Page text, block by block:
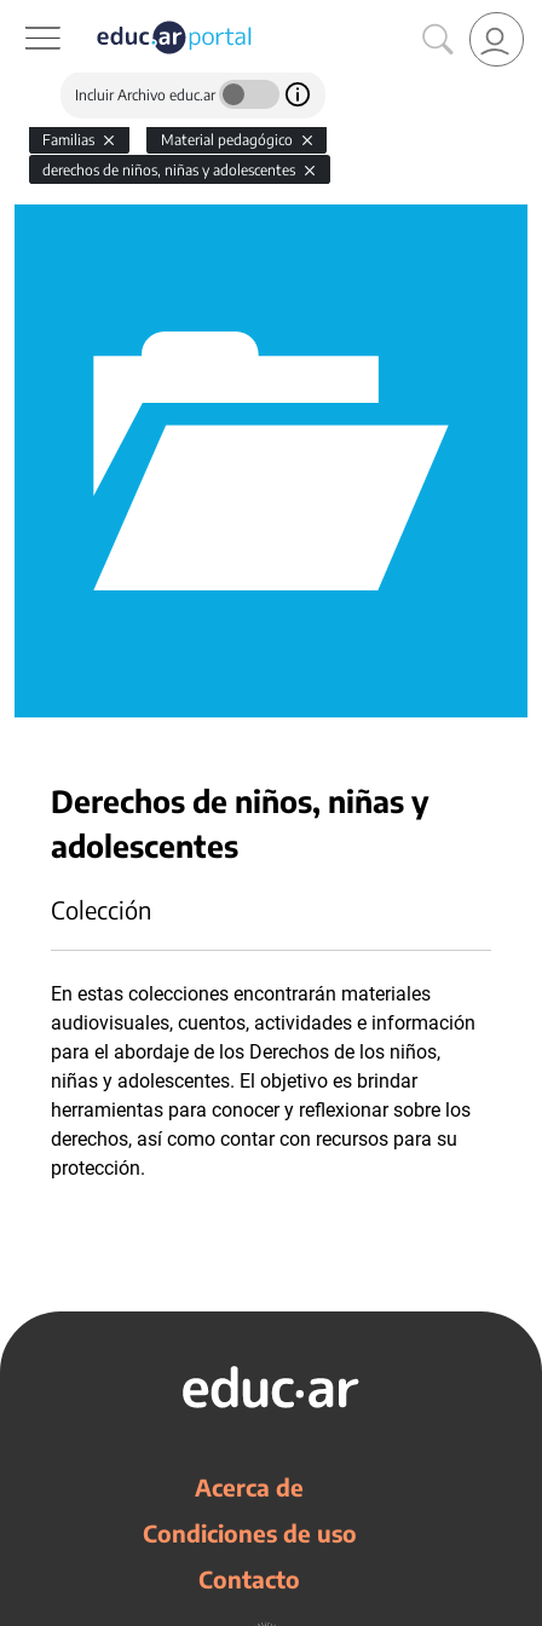
Incluir Archivo educ.ar
Familias
Material pedagógico
derechos de niños, niñas y adolescentes
Derechos de niños, niñas y
adolescentes
Colección
En estas colecciones encontrarán materiales
audiovisuales, cuentos, actividades e información
para el abordaje de los Derechos de los niños,
niñas y adolescentes. El objetivo es brindar
herramientas para conocer y reflexionar sobre los
derechos, así como contar con recursos para su
protección.
Acerca de
Condiciones de uso
Contacto